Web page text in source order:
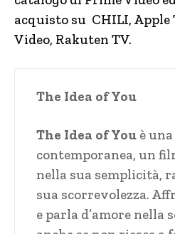
acquisto su CHILI, Apple
Video, Rakuten TV.
The Idea of You
The Idea of You è
contemporanea, un
nella sua semplicità,
sua scorrevolezza.
e parla d’amore nella